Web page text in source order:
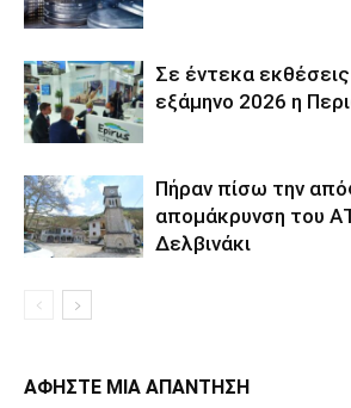
Σε έντεκα
εξάμηνο 2026 η
Πήραν πίσω την
απομάκρυνση του
Δελβινάκι
ΑΦΗΣΤΕ ΜΙΑ ΑΠΑΝΤΗΣΗ